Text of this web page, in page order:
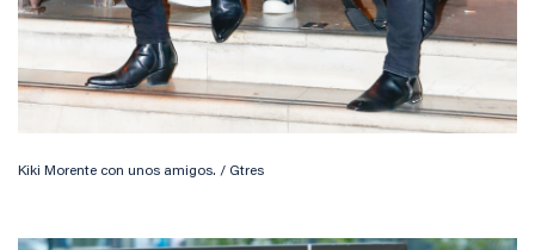
Kiki Morente con unos amigos. / Gtres